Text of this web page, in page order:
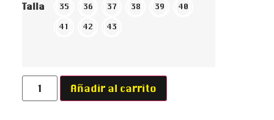
Talla 35 36 37 38 39 40
41 42 43
Añadir al carrito